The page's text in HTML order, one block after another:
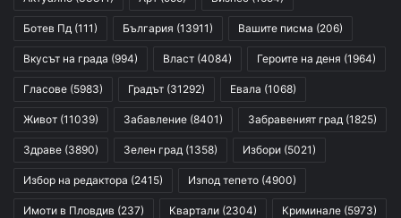
Ботев Пд (111) България (13911) Вашите писма (206)
Вкусът на града (994) Власт (4084) Героите на деня (1964)
Гласове (5983) Градът (31292) Евала (1068)
Живот (11039) Забавление (8401) Забравеният град (1825)
Здраве (3890) Зелен град (1358) Избори (5021)
Избор на редактора (2415) Изпод тепето (4900)
Имоти в Пловдив (237) Квартали (2304) Криминале (5973)